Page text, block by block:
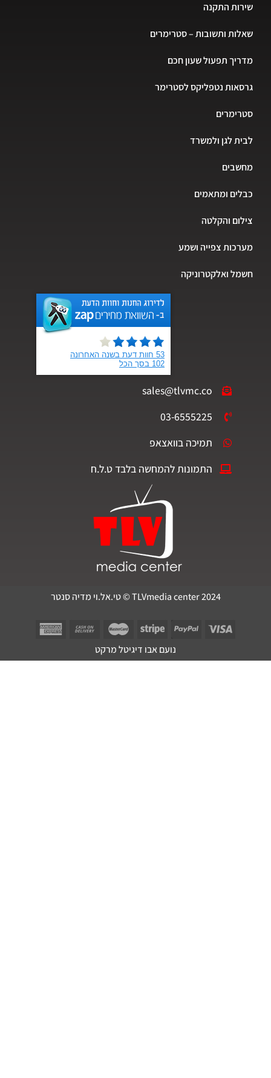
התקנה
ותשובות – סטרימרים
תפעול שעון חכם
נטפליקס לסטרימר
לגן ולמשרד
ומתאמים
והקלטה
צפייה ושמע
ואלקטרוניקה
sales@tlvmc.co
03-6555225
תמיכה בוואצאפ
התמונות להמחשה בלבד ט.ל.ח
נועם אבו דיגיטל מרקט
TLVmedia center 2024 © טי.אל.וי מדיה סנטר